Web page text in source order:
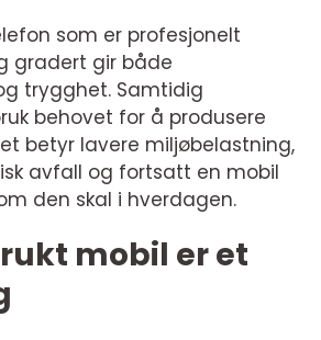
som er profesjonelt
gradert gir både
trygghet. Samtidig
behovet for å produsere
betyr lavere miljøbelastning,
avfall og fortsatt en mobil
den skal i hverdagen.
mobil er et